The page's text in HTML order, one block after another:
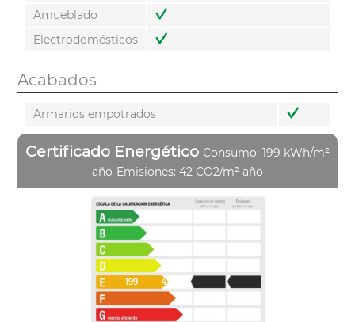
Amueblado
Electrodomésticos
Acabados
Armarios empotrados
Certificado Energético Consumo: 199 kWh/m²
año Emisiones: 42 CO2/m² año
199 42